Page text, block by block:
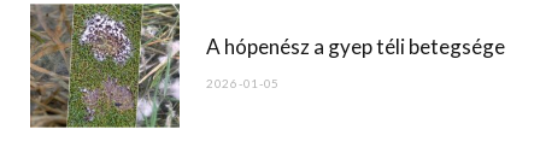
o
o
A hópenész a gyep téli betegsége
2026-01-05